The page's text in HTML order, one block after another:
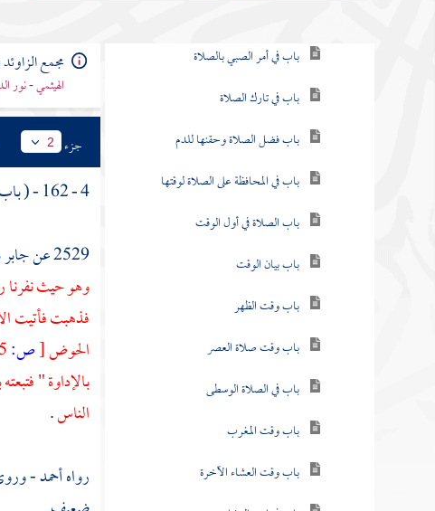
باب في أمر الصبي بالصلاة
باب في تارك الصلاة
باب فضل الصلاة وحقنها للدم
باب في المحافظة على الصلاة لوقتها
باب الصلاة في أول الوقت
باب بيان الوقت
باب وقت الظهر
باب وقت صلاة العصر
باب في الصلاة الوسطى
باب وقت المغرب
باب وقت العشاء الآخرة
مجمع
الهيثمي - نور
جزء 2
4 - 162 - ( باب إذا كان إمام ومأموم ) .
2529 عن
وهو حيث نفرنا
فذهبت فأتيت
الحوض[ص:
بالإداوة " فتبعته
الناس.
رواهأحمد-